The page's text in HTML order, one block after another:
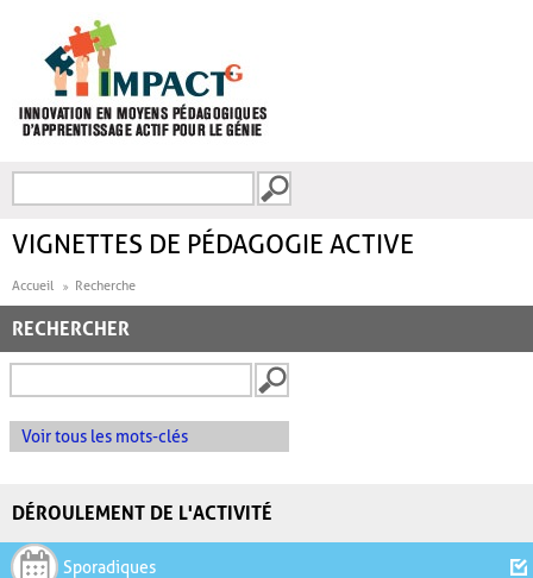
FORMULAIRE DE
VIGNETTES DE PÉDAGOGIE ACTIVE
Accueil Recherche
RECHERCHER
Voir tous les mots-clés
DÉROULEMENT DE L'ACTIVITÉ
Sporadiques